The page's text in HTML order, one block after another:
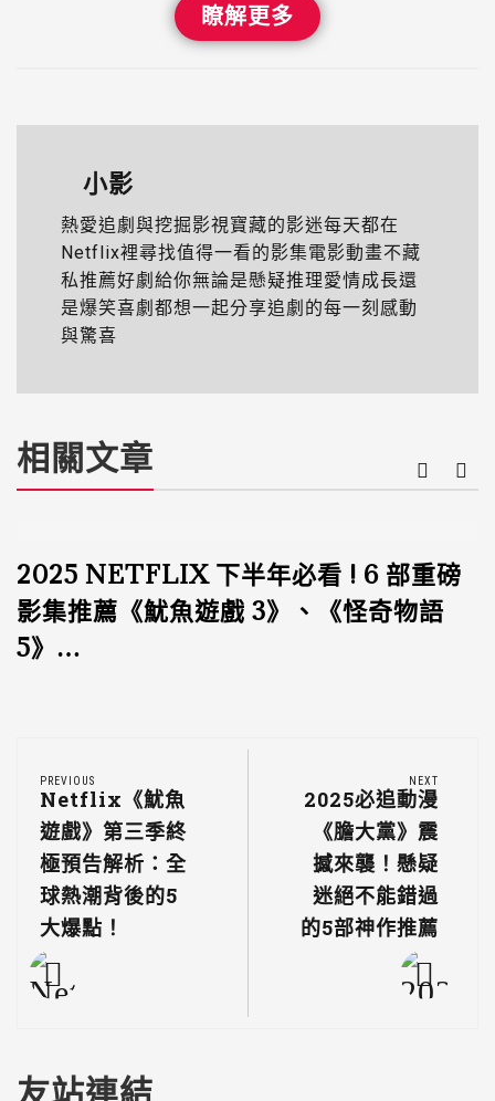
瞭解更多
小影
熱愛追劇與挖掘影視寶藏的影迷每天都在
Netflix裡尋找值得一看的影集電影動畫不藏
私推薦好劇給你無論是懸疑推理愛情成長還
是爆笑喜劇都想一起分享追劇的每一刻感動
與驚喜
相關文章
2025 NETFLIX 下半年必看 ! 6 部重磅
影集推薦《魷魚遊戲 3》、《怪奇物語
5》…
PREVIOUS
Netflix《魷魚
遊戲》第三季終
極預告解析：全
球熱潮背後的5
大爆點！
NEXT
2025必追動漫
《膽大黨》震
撼來襲！懸疑
迷絕不能錯過
的5部神作推薦
友站連結